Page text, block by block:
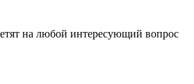
на любой интересующий вопрос